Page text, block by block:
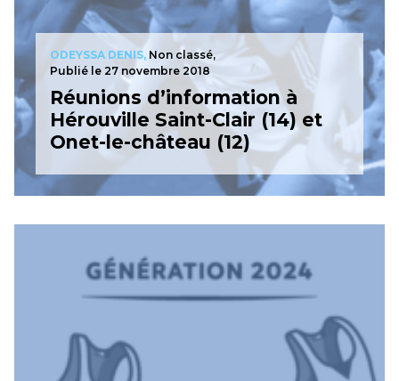
ODEYSSA DENIS, Non classé,
Publié le 27 novembre 2018
Réunions d’information à
Hérouville Saint-Clair (14) et
Onet-le-château (12)